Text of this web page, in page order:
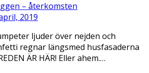
– återkomsten
2019
ljuder över nejden och
regnar längsmed husfasaderna
ÄR HÄR! Eller ahem.…